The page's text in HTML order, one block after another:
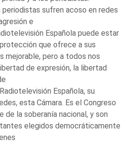
sufren acoso en redes
e
Española puede estar
que ofrece a sus
mejorable, pero a todos nos
de expresión, la libertad
Española, su
esta Cámara. Es el Congreso
de la soberanía nacional, y son
elegidos democráticamente